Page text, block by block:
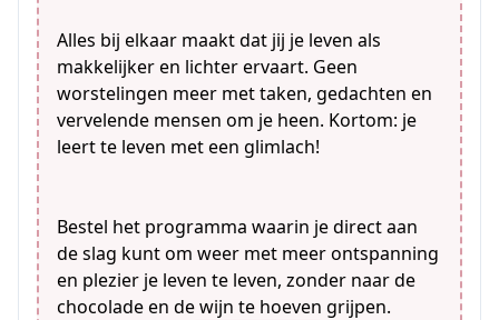
Alles bij elkaar maakt dat jij je leven als
makkelijker en lichter ervaart. Geen
worstelingen meer met taken, gedachten en
vervelende mensen om je heen. Kortom: je
leert te leven met een glimlach!
Bestel het programma waarin je direct aan
de slag kunt om weer met meer ontspanning
en plezier je leven te leven, zonder naar de
chocolade en de wijn te hoeven grijpen.